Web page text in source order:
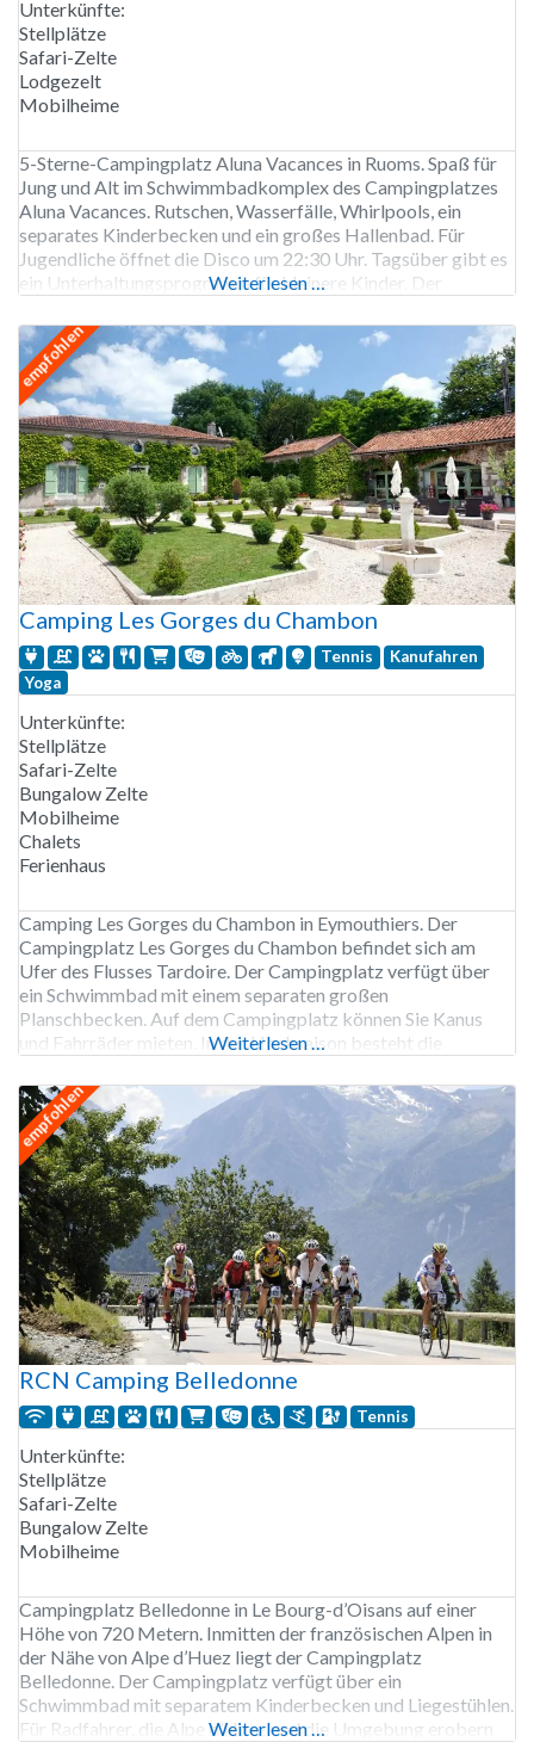
Unterkünfte:
Stellplätze
Safari-Zelte
Lodgezelt
Mobilheime
5-Sterne-Campingplatz Aluna Vacances in Ruoms. Spaß für
Jung und Alt im Schwimmbadkomplex des Campingplatzes
Aluna Vacances. Rutschen, Wasserfälle, Whirlpools, ein
separates Kinderbecken und ein großes Hallenbad. Für
Jugendliche öffnet die Disco um 22:30 Uhr. Tagsüber gibt es
ein Unterhaltungsprogramm für kleinere Kinder. Der
d’Arc mit Abhol- und Bringservice. Der Campingplatz Aluna
Vacances ist von
Weiterlesen …
empfohlen
Camping Les Gorges du Chambon
Tennis
Kanufahren
Yoga
Unterkünfte:
Stellplätze
Safari-Zelte
Bungalow Zelte
Mobilheime
Chalets
Ferienhaus
Camping Les Gorges du Chambon in Eymouthiers. Der
Campingplatz Les Gorges du Chambon befindet sich am
Ufer des Flusses Tardoire. Der Campingplatz verfügt über
ein Schwimmbad mit einem separaten großen
Planschbecken. Auf dem Campingplatz können Sie Kanus
und Fahrräder mieten. In der Hochsaison besteht die
Kurse angeboten. Der Wanderweg GR 4 führt am
Campingplatz
Weiterlesen …
empfohlen
RCN Camping Belledonne
Tennis
Unterkünfte:
Stellplätze
Safari-Zelte
Bungalow Zelte
Mobilheime
Campingplatz Belledonne in Le Bourg-d’Oisans auf einer
Höhe von 720 Metern. Inmitten der französischen Alpen in
der Nähe von Alpe d’Huez liegt der Campingplatz
Belledonne. Der Campingplatz verfügt über ein
Schwimmbad mit separatem Kinderbecken und Liegestühlen.
Für Radfahrer, die Alpe d’Huez und die Umgebung erobern
Weiterlesen …